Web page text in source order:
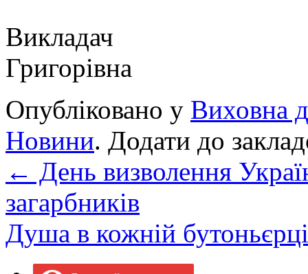
Викладач
Григорівна
Опубліковано у Виховна
Новини. Додати до
← День визволення
загарбників
Душа в кожній